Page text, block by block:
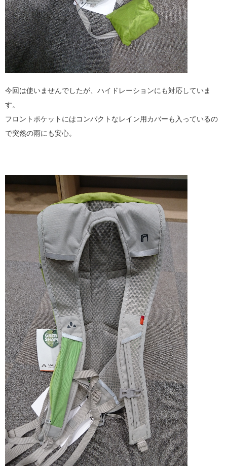
今回は使いませんでしたが、ハイドレーションにも対応していま
す。
フロントポケットにはコンパクトなレイン用カバーも入っているの
で突然の雨にも安心。